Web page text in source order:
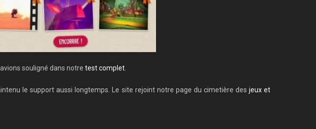
souligné dans notre test complet
le support aussi longtemps. Le site rejoint notre page du cimetière des jeux et